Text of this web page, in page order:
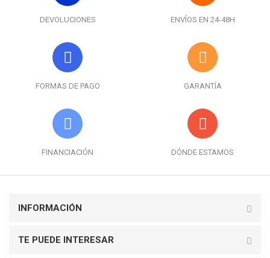
DEVOLUCIONES ENVÍOS EN 24-48H
FORMAS DE PAGO GARANTÍA
FINANCIACIÓN DÓNDE ESTAMOS
INFORMACIÓN
TE PUEDE INTERESAR